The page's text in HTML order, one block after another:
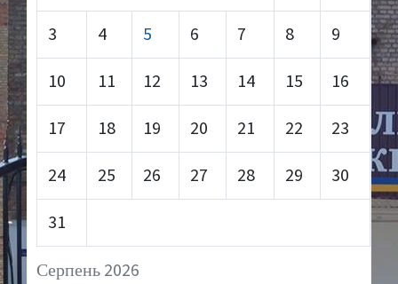
Серпень 2026
3 4 5 6 7 8 9
10 11 12 13 14 15 16
17 18 19 20 21 22 23
24 25 26 27 28 29 30
31